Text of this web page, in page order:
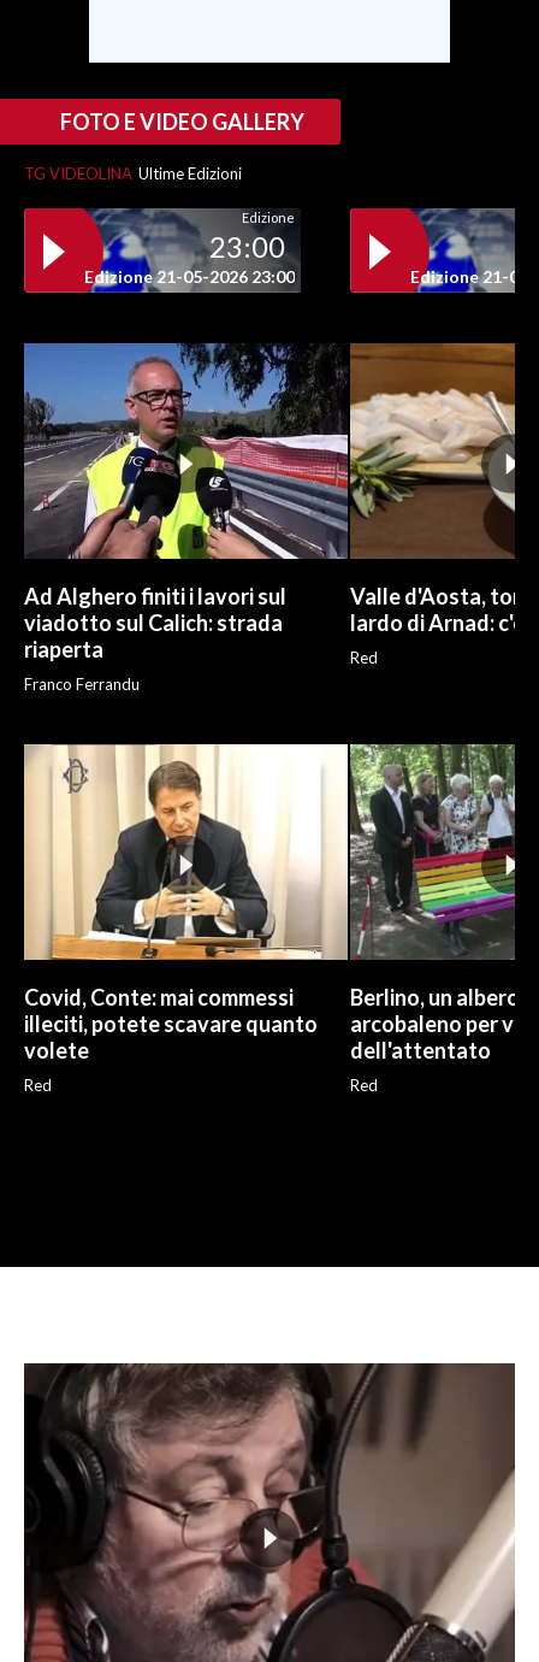
FOTO E VIDEO GALLERY
TG VIDEOLINA Ultime Edizioni
Edizione
23:00
Edizione 21-05-2026 23:00 Edizione 21-05-
Ad Alghero finiti i lavori sul
viadotto sul Calich: strada
riaperta
Franco Ferrandu
Valle d'Aosta,
lardo di Arnad: c'è
Red
Covid, Conte: mai commessi
illeciti, potete scavare quanto
volete
Red
Berlino, un albero
arcobaleno per
dell'attentato
Red